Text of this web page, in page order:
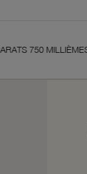
750 MILLIÈMES